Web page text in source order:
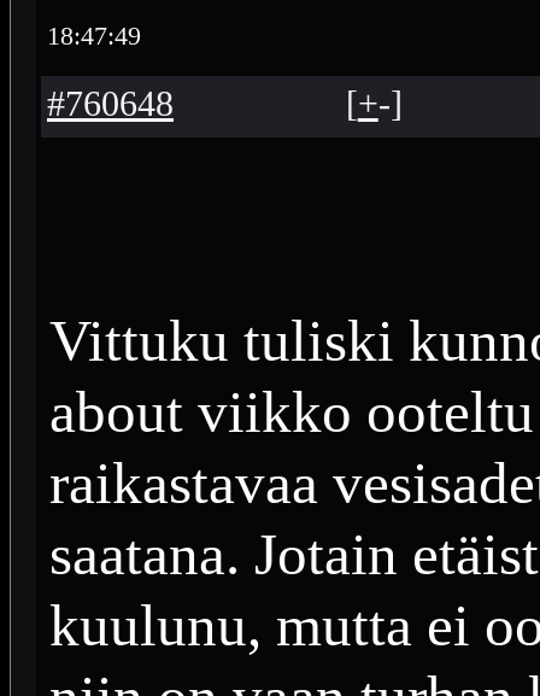
18:47:49
#760648 [+-]
Vittuku tuliski
about viikko
raikastavaa
saatana. Jotain
kuulunu, mutta ei